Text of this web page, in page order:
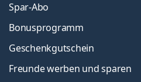
Spar-Abo
Bonusprogramm
Geschenkgutschein
Freunde werben und sparen